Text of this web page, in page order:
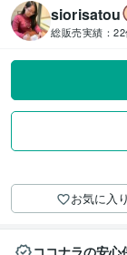
siorisatou
総販売実績：
お気に入